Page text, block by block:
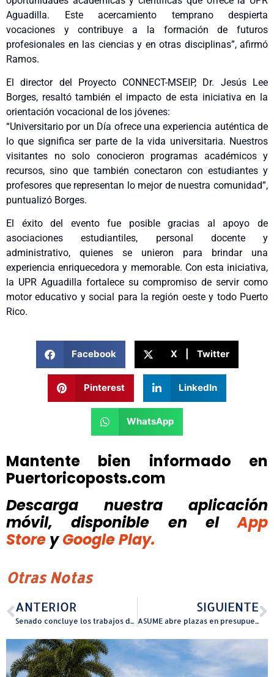
Aguadilla. Este acercamiento temprano despierta
vocaciones y contribuye a la formación de futuros
profesionales en las ciencias y en otras disciplinas”, afirmó
Ramos.
El director del Proyecto CONNECT-MSEIP, Dr. Jesús Lee
Borges, resaltó también el impacto de esta iniciativa en la
orientación vocacional de los jóvenes:
“Universitario por un Día ofrece una experiencia auténtica de
lo que significa ser parte de la vida universitaria. Nuestros
visitantes no solo conocieron programas académicos y
recursos, sino que también conectaron con estudiantes y
profesores que representan lo mejor de nuestra comunidad”,
puntualizó Borges.
El éxito del evento fue posible gracias al apoyo de
asociaciones estudiantiles, personal docente y
administrativo, quienes se unieron para brindar una
experiencia enriquecedora y memorable. Con esta iniciativa,
la UPR Aguadilla fortalece su compromiso de servir como
motor educativo y social para la región oeste y todo Puerto
Rico.
Facebook X | Twitter
Pinterest LinkedIn
WhatsApp
Mantente bien informado en
Puertoricoposts.com
Descarga nuestra aplicación
móvil, disponible
en el
App
Store y Google Play.
Otras Notas
ANTERIOR
Senado concluye los trabajos de la Comisión Total Especial
SIGUIENTE
ASUME abre plazas en presupuesto, contabilidad y servicios legales con sueldos de hasta $66,500